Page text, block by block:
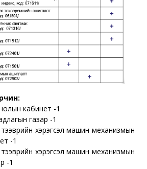
кабинет -1
газар -1
хэрэгсэл машин механизмын
-1
хэрэгсэл машин механизмын
-1